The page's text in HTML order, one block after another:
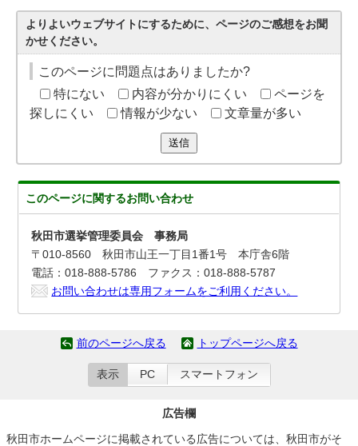
よりよいウェブサイトにするために、ページのご感想をお聞
かせください。
このページに問題点はありましたか?
特にない
内容が分かりにくい
ページを
探しにくい
情報が少ない 文章量が多い
送信
このページに関するお問い合わせ
秋田市選挙管理委員会 事務局
〒010-8560 秋田市山王一丁目1番1号 本庁舎6階
電話：018-888-5786 ファクス：018-888-5787
お問い合わせは専用フォームをご利用ください。
前のページへ戻る トップページへ戻る
表示 PC スマートフォン
広告欄
秋田市ホームページに掲載されている広告については、秋田市がそ